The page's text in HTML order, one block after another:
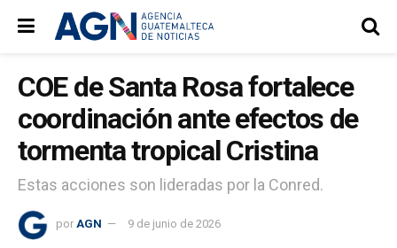
COE de Santa Rosa fortalece
coordinación ante efectos de
tormenta tropical Cristina
Estas acciones son lideradas por la Conred.
por AGN 9 de junio de 2026